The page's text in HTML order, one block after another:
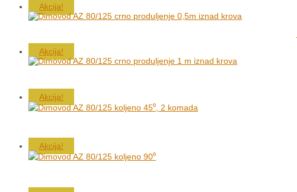
Akcija!
Akcija!
Akcija!
Akcija!